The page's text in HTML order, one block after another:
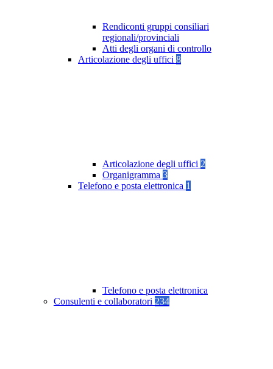
Rendiconti gruppi consiliari
regionali/provinciali
Atti degli organi di controllo
Articolazione degli uffici 8
Articolazione degli uffici 2
Organigramma 3
Telefono e posta elettronica 1
Telefono e posta elettronica
Consulenti e collaboratori 234